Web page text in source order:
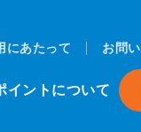
イントについて
にあたって お問